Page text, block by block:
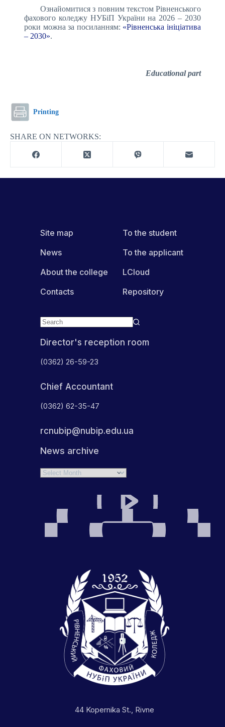
Ознайомитися з повним текстом Рівненського
фахового коледжу НУБіП України на 2026 – 2030
роки можна за посиланням: «Рівненська ініціатива
– 2030».
Educational part
Printing
SHARE ON NETWORKS:
Director's reception room
(0362) 26-59-23
Chief Accountant
(0362) 62-35-47
rcnubip@nubip.edu.ua
News archive
Archives
44 Kopernika St., Rivne
Site map
News
About the college
Contacts
To the student
To the applicant
LCloud
Repository